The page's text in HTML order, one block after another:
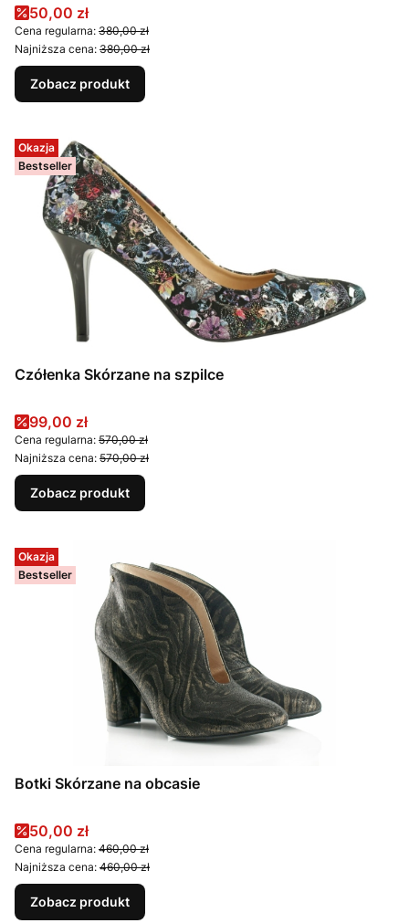
Cena promocyjna
50,00 zł
Cena regularna: 380,00 zł
Najniższa cena: 380,00 zł
Zobacz produkt
Okazja
Bestseller
Czółenka Skórzane na szpilce
Cena promocyjna
99,00 zł
Cena regularna: 570,00 zł
Najniższa cena: 570,00 zł
Zobacz produkt
Okazja
Bestseller
Botki Skórzane na obcasie
Cena promocyjna
50,00 zł
Cena regularna: 460,00 zł
Najniższa cena: 460,00 zł
Zobacz produkt